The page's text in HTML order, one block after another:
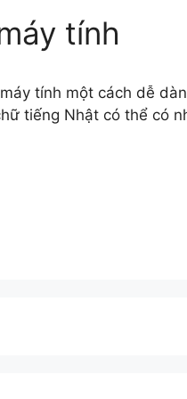
tính
tính một cách dễ
tiếng Nhật có thể có